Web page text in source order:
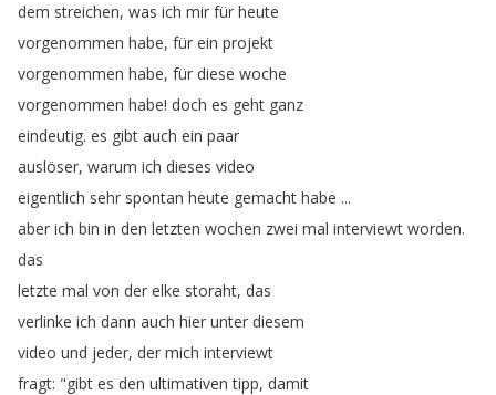
dem streichen, was ich mir für heute
vorgenommen habe, für ein projekt
vorgenommen habe, für diese woche
vorgenommen habe! doch es geht ganz
eindeutig. es gibt auch ein paar
auslöser, warum ich dieses video
eigentlich sehr spontan heute gemacht habe ...
aber ich bin in den letzten wochen zwei mal interviewt worden.
das
letzte mal von der elke storaht, das
verlinke ich dann auch hier unter diesem
video und jeder, der mich interviewt
fragt: "gibt es den ultimativen tipp, damit